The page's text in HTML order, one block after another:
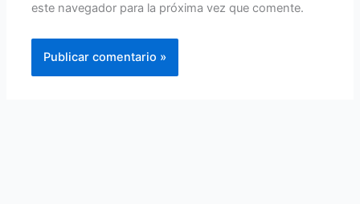
este navegador para la próxima vez que comente.